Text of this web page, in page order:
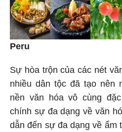
Peru
Sự hòa trộn của các nét
nhiều dân tộc đã tạo nên
nền văn hóa vô cùng
chính sự đa dạng về văn
dẫn đến sự đa dạng về ẩm